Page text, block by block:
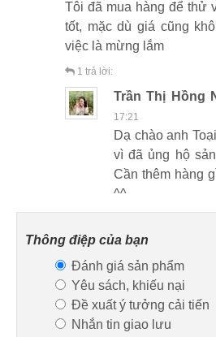
Tôi đã mua hàng để thử
tốt, mặc dù giá cũng
việc là mừng lắm
1 trả lời:
Trần Thị Hồng
17:21
Dạ chào anh
vì đã ủng hộ
Cần thêm hàng
^^
Thông điệp của bạn
Đánh giá sản phẩm
Yêu sách, khiếu nại
Đề xuất ý tưởng cải tiến
Nhắn tin giao lưu